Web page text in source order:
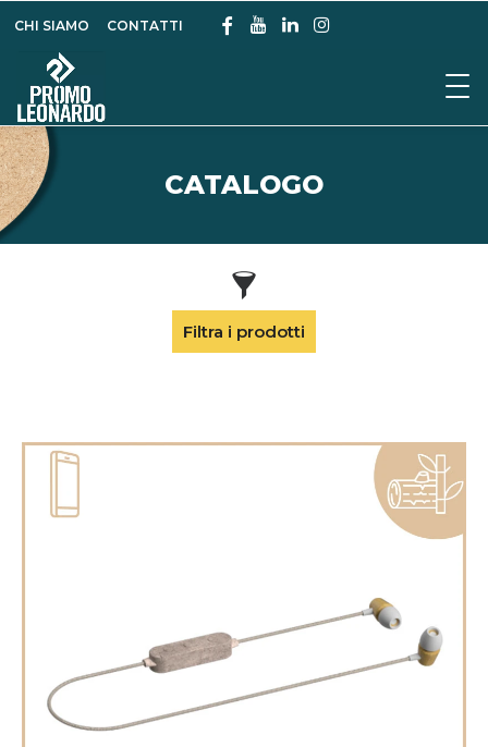
CHI SIAMO CONTATTI
CATALOGO
Filtra i prodotti